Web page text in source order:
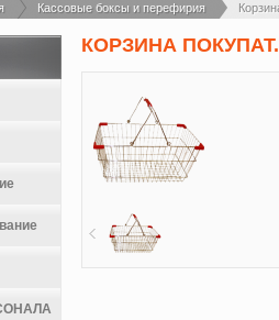
Кассовые боксы и перефирия
КОРЗИНА